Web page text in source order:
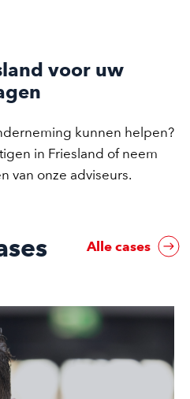
voor uw
kunnen helpen?
in Friesland of neem
van onze adviseurs.
Alle cases